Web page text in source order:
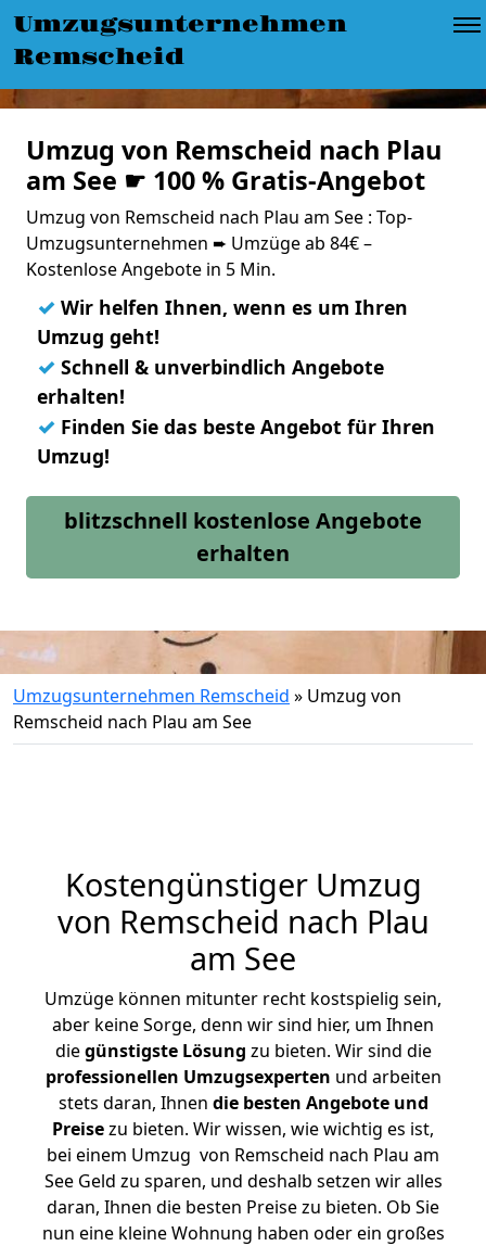
Umzugsunternehmen
Remscheid
Umzug von Remscheid nach Plau
am See ☛ 100 % Gratis-Angebot
Umzug von Remscheid nach Plau am See : Top-
Umzugsunternehmen ➨ Umzüge ab 84€ –
Kostenlose Angebote in 5 Min.
✓ Wir helfen Ihnen, wenn es um Ihren
Umzug geht!
✓ Schnell & unverbindlich Angebote
erhalten!
✓ Finden Sie das beste Angebot für Ihren
Umzug!
blitzschnell kostenlose Angebote
erhalten
Umzugsunternehmen Remscheid » Umzug von
Remscheid nach Plau am See
Kostengünstiger Umzug
von Remscheid nach Plau
am See
Umzüge können mitunter recht kostspielig sein,
aber keine Sorge, denn wir sind hier, um Ihnen
diegünstigste Lösung zu bieten. Wir sind die
professionellen Umzugsexperten und arbeiten
stets daran, Ihnen die besten Angebote und
Preisezu bieten. Wir wissen, wie wichtig es ist,
bei einem Umzug von Remscheid nach Plau am
See Geld zu sparen, und deshalb setzen wir alles
daran, Ihnen die besten Preise zu bieten. Ob Sie
nun eine kleine Wohnung haben oder ein großes